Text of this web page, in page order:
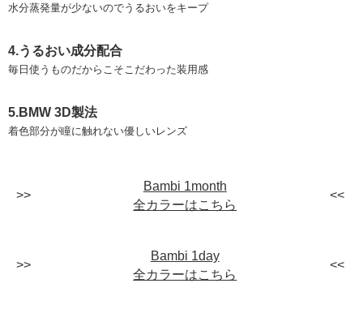
水分蒸発量が少ないのでうるおいをキープ
4.うるおい成分配合
毎日使うものだからこそこだわった装用感
5.BMW 3D製法
着色部分が瞳に触れない優しいレンズ
Bambi 1month
全カラーはこちら
Bambi 1day
全カラーはこちら